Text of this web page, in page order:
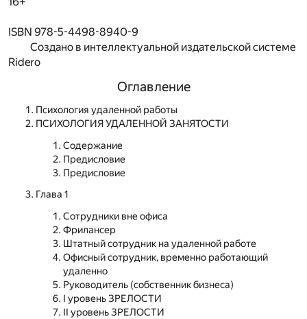
ISBN 978-5-4498-8940-9
Создано в интеллектуальной издательской системе
Ridero
Оглавление
Психология удаленной работы
ПСИХОЛОГИЯ УДАЛЕННОЙ ЗАНЯТОСТИ
Содержание
Предисловие
Предисловие
Глава 1
Сотрудники вне офиса
Фрилансер
Штатный сотрудник на удаленной работе
Офисный сотрудник, временно работающий
удаленно
Руководитель (собственник бизнеса)
I уровень ЗРЕЛОСТИ
IІ уровень ЗРЕЛОСТИ